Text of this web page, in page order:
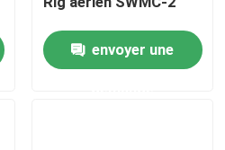
envoyer une